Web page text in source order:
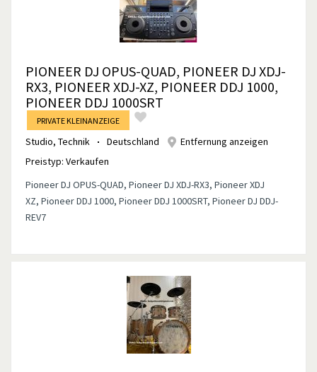
PIONEER DJ OPUS-QUAD, PIONEER DJ XDJ-
RX3, PIONEER XDJ-XZ, PIONEER DDJ 1000,
PIONEER DDJ 1000SRT
PRIVATE KLEINANZEIGE
Studio, Technik Deutschland
Entfernung anzeigen
Preistyp: Verkaufen
Pioneer DJ OPUS-QUAD, Pioneer DJ XDJ-RX3, Pioneer XDJ
XZ, Pioneer DDJ 1000, Pioneer DDJ 1000SRT, Pioneer DJ DDJ-
REV7